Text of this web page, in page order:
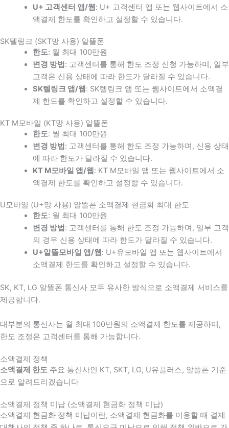
U+ 고객센터 앱/웹 : U+ 고객센터 앱 또는 웹사이트에서 소
액결제 한도를 확인하고 설정할 수 있습니다.
SK텔링크 (SKT망 사용) 알뜰폰
한도: 월 최대 100만원
변경 방법 : 고객센터를 통해 한도 조정 신청 가능하며, 일부
고객은 신용 상태에 따라 한도가 달라질 수 있습니다.
SK텔링크 앱/웹 : SK텔링크 앱 또는 웹사이트에서 소액결
제 한도를 확인하고 설정할 수 있습니다.
KT M모바일 (KT망 사용) 알뜰폰
한도: 월 최대 100만원
변경 방법 : 고객센터를 통해 한도 조정 가능하며, 신용 상태
에 따라 한도가 달라질 수 있습니다.
KT M모바일 앱/웹 : KT M모바일 앱 또는 웹사이트에서 소
액결제 한도를 확인하고 설정할 수 있습니다.
U모바일 (U+망 사용) 알뜰폰 소액결제 현금화 최대 한도
한도: 월 최대 100만원
변경 방법 : 고객센터를 통해 한도 조정 가능하며, 일부 고객
의 경우 신용 상태에 따라 한도가 달라질 수 있습니다.
U+알뜰모바일 앱/웹 : U+유모바일 앱 또는 웹사이트에서
소액결제 한도를 확인하고 설정할 수 있습니다.
SK, KT, LG 알뜰폰 통신사 모두 유사한 방식으로 소액결제 서비스를
제공합니다.
대부분의 통신사는 월 최대 100만원의 소액결제 한도를 제공하며,
한도 조정은 고객센터를 통해 가능합니다.
소액결제 정책
소액결제 한도 주요 통신사인 KT, SKT, LG, U유플러스, 알뜰폰 기준
으로 알려드리겠습니다
소액결제 정책 미납 (소액결제 현금화 정책 미납)
소액결제 현금화 정책 미납이란, 소액결제 현금화를 이용할 때 결제